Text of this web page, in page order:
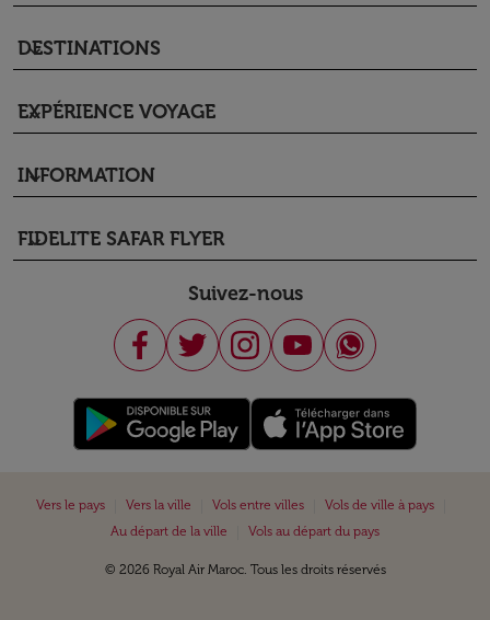
DESTINATIONS
keyboard_arrow_down
EXPÉRIENCE VOYAGE
keyboard_arrow_down
INFORMATION
keyboard_arrow_down
FIDELITE SAFAR FLYER
keyboard_arrow_down
Suivez-nous
Vers le pays Vers la ville Vols entre villes Vols de ville à pays
Au départ de la ville
Vols au départ du pays
© 2026 Royal Air Maroc. Tous les droits réservés